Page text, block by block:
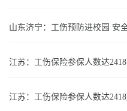
山东济宁：工伤预防进校园 安
江苏：工伤保险参保人数达
江苏：工伤保险参保人数达